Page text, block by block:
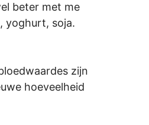
beter met me
yoghurt, soja.
zijn
hoeveelheid